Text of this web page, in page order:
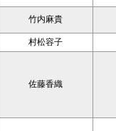
竹内麻貴
村松容子
佐藤香織